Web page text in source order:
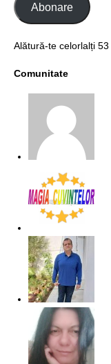
Abonare
Alătură-te celorlalți 53
Comunitate